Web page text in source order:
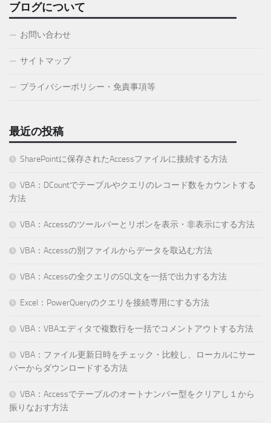
ブログについて
お問い合わせ
サイトマップ
プライバシーポリシー・免責事項等
最近の投稿
SharePointに保存されたAccessファイルに接続する方法
VBA：DCountでテーブルやクエリのレコード数をカウントする
方法
VBA：Accessのツールバーとリボンを表示・非表示にする方法
VBA：Accessの別ファイルからデータを取込む方法
VBA：Accessの全クエリのSQL文を一括で出力する方法
Excel：PowerQueryのクエリを接続専用にする方法
VBA：VBAエディタで複数行を一括でコメントアウトする方法
VBA：ファイル更新日時をチェック・比較し、ローカルにサー
バーからダウンロードする方法
VBA：Accessでテーブルのオートナンバー型をクリアし１から
振りなおす方法